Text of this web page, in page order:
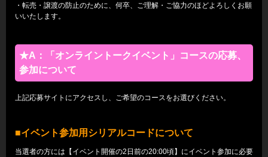
・転売・譲渡の防止のために、何卒、ご理解・ご協力のほどよろしくお願
いいたします。
★A：「オンライントークイベント」コースの応募、
参加について
上記応募サイトにアクセスし、ご希望のコースをお選びください。
■イベント参加用シリアルコードについて
当選者の方には【イベント開催の2日前の20:00頃】にイベント参加に必要